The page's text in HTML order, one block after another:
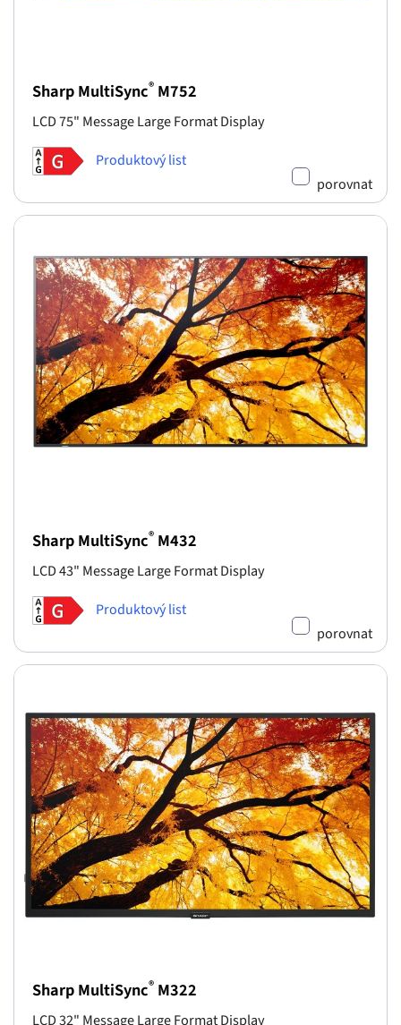
Sharp MultiSync® M752
LCD 75" Message Large Format Display
Produktový list
porovnat
Sharp MultiSync® M432
LCD 43" Message Large Format Display
Produktový list
porovnat
Sharp MultiSync® M322
LCD 32" Message Large Format Display